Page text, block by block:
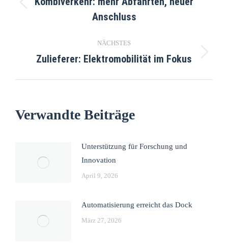
Anschluss
NÄCHSTES
Zulieferer: Elektromobilität im Fokus
Verwandte Beiträge
Unterstützung für Forschung und
Innovation
April 9, 2026
Automatisierung erreicht das Dock
März 27, 2026